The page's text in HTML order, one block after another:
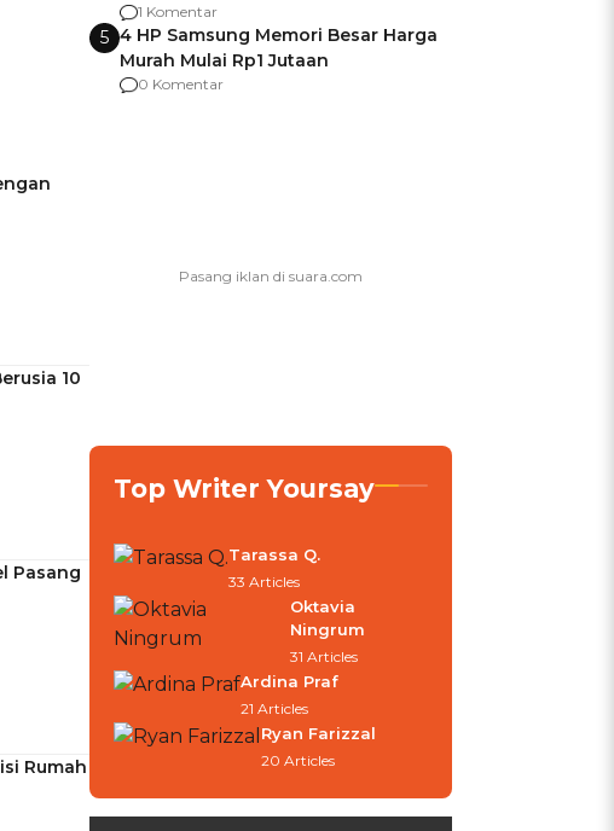
10
Pasang
Rumah
agar Dana Tidak Hangus!
1 Komentar
5 4 HP Samsung Memori Besar Harga
Murah Mulai Rp1 Jutaan
0 Komentar
Top Writer Yoursay
Tarassa Q.
33 Articles
Oktavia
Ningrum
31 Articles
Ardina Praf
21 Articles
Ryan Farizzal
20 Articles